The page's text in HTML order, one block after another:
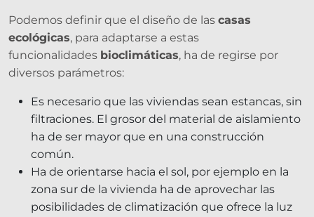
Podemos definir que el diseño de las casas
ecológicas, para adaptarse a estas
funcionalidades bioclimáticas, ha de regirse por
diversos parámetros:
Es necesario que las viviendas sean estancas, sin
filtraciones. El grosor del material de aislamiento
ha de ser mayor que en una construcción
común.
Ha de orientarse hacia el sol, por ejemplo en la
zona sur de la vivienda ha de aprovechar las
posibilidades de climatización que ofrece la luz